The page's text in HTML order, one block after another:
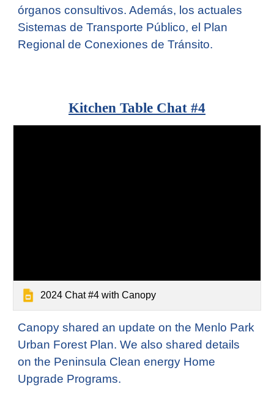
órganos consultivos. Además, los actuales
Sistemas de Transporte Público, el Plan
Regional de Conexiones de Tránsito.
Kitchen Table Chat #4
2024 Chat #4 with Canopy
Canopy shared an update on the Menlo Park
Urban Forest Plan. We also shared details
on the Peninsula Clean energy Home
Upgrade Programs.